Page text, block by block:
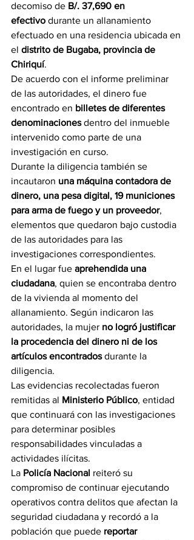
decomiso de B/. 37,690 en
efectivo durante un allanamiento
efectuado en una residencia ubicada en
el distrito de Bugaba, provincia de
Chiriquí.
De acuerdo con el informe preliminar
de las autoridades, el dinero fue
encontrado en billetes de diferentes
denominaciones dentro del inmueble
intervenido como parte de una
investigación en curso.
Durante la diligencia también se
incautaron una máquina contadora de
dinero, una pesa digital, 19 municiones
para arma de fuego y un proveedor,
elementos que quedaron bajo custodia
de las autoridades para las
investigaciones correspondientes.
En el lugar fue aprehendida una
ciudadana, quien se encontraba dentro
de la vivienda al momento del
allanamiento. Según indicaron las
autoridades, la mujer no logró justificar
la procedencia del dinero ni de los
artículos encontrados durante la
diligencia.
Las evidencias recolectadas fueron
remitidas al Ministerio Público, entidad
que continuará con las investigaciones
para determinar posibles
responsabilidades vinculadas a
actividades ilícitas.
La Policía Nacional reiteró su
compromiso de continuar ejecutando
operativos contra delitos que afectan la
seguridad ciudadana y recordó a la
población que puede reportar